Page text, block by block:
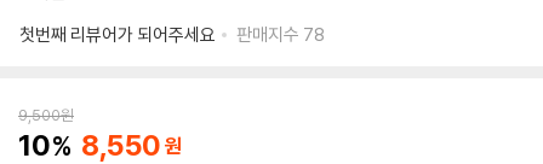
첫번째 리뷰어가 되어주세요
판매지수 78
9,500원
10 8,550